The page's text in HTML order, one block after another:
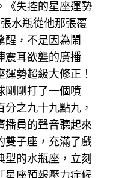
《失控的星座運勢
水瓶從他那張覆
醒，不是因為鬧
震耳欲聾的廣播
勢超級大修正！
剛剛打了一個噴
之九十九點九，
播員的聲音聽起來
雙子座，充滿了戲
型的水瓶座，立刻
星座預報壓力症候